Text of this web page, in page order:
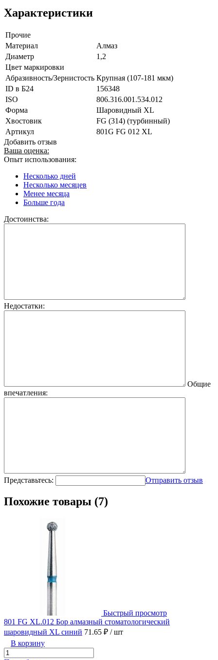
Характеристики
Прочие
Материал
Алмаз
Диаметр
1,2
Цвет маркировки
Абразивность/Зернистость Крупная (107-181 мкм)
ID в Б24
156348
ISO
806.316.001.534.012
Форма
Шаровидный XL
Хвостовик
FG (314) (турбинный)
Артикул
801G FG 012 XL
Добавить отзыв
Ваша оценка:
Опыт использования:
Несколько дней
Несколько месяцев
Менее месяца
Больше года
Достоинства:
Недостатки:
Общие
впечатления:
Представьтесь: Отправить отзыв
Похожие товары (7)
Быстрый просмотр
801 FG XL.012 Бор алмазный стоматологический
шаровидный XL синий 71.65 ₽ / шт
В корзину